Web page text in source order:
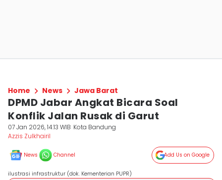
Home News Jawa Barat
DPMD Jabar Angkat Bicara Soal
Konflik Jalan Rusak di Garut
07 Jan 2026, 14:13 WIB Kota Bandung
Azzis Zulkhairil
News Channel Add Us on Google
ilustrasi infrastruktur (dok. Kementerian PUPR)